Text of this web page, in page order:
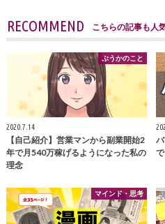
RECOMMEND こちらの記事も人
ぷうかのこと
2020.7.14
【自己紹介】営業マンから副業開始2
年で月540万稼げるようになった私の
理念
マインド・思考